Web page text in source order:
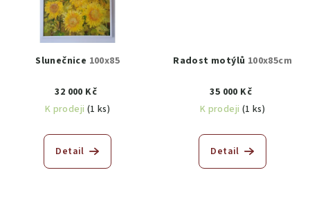
Slunečnice 100x85
32 000 Kč
K prodeji (1 ks)
Detail
Radost motýlů 100x85cm
35 000 Kč
K prodeji (1 ks)
Detail